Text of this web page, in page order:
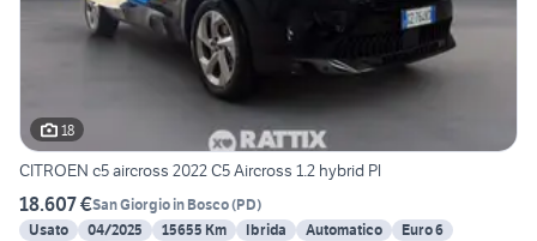
18
CITROEN c5 aircross 2022 C5 Aircross 1.2 hybrid Pl
18.607 €San Giorgio in Bosco(PD)
Usato
04/2025 15655 Km Ibrida Automatico
Euro 6